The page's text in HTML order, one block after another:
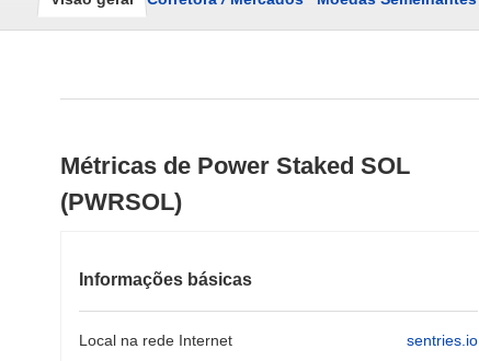
Métricas de Power Staked SOL
(PWRSOL)
Informações básicas
Local na rede Internet sentries.io